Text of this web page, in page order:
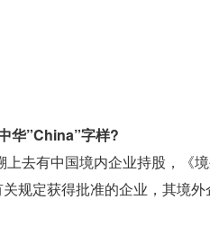
华”China”字样?
去有中国境内企业持股，《
规定获得批准的企业，其境外